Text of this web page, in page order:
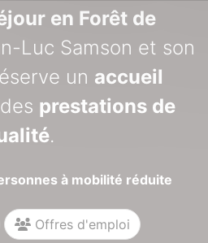
en Forêt de
Luc Samson et son
un accueil
prestations de
.
à mobilité réduite
Offres d'emploi